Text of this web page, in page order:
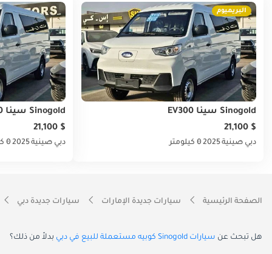
البريميوم
Sinogold سينا EV300
$ 21,100
دبي صينية20250 كيلومتر
Sinogold سينا EV300
$ 21,100
دبي صينية20250 كيلومتر
الصفحة الرئيسية سيارات جديدة الإمارات سيارات جديدة دبي
هل تبحث عن سيارات Sinogold كوبيه مستعملة للبيع في دبي بدلاً من ذلك؟